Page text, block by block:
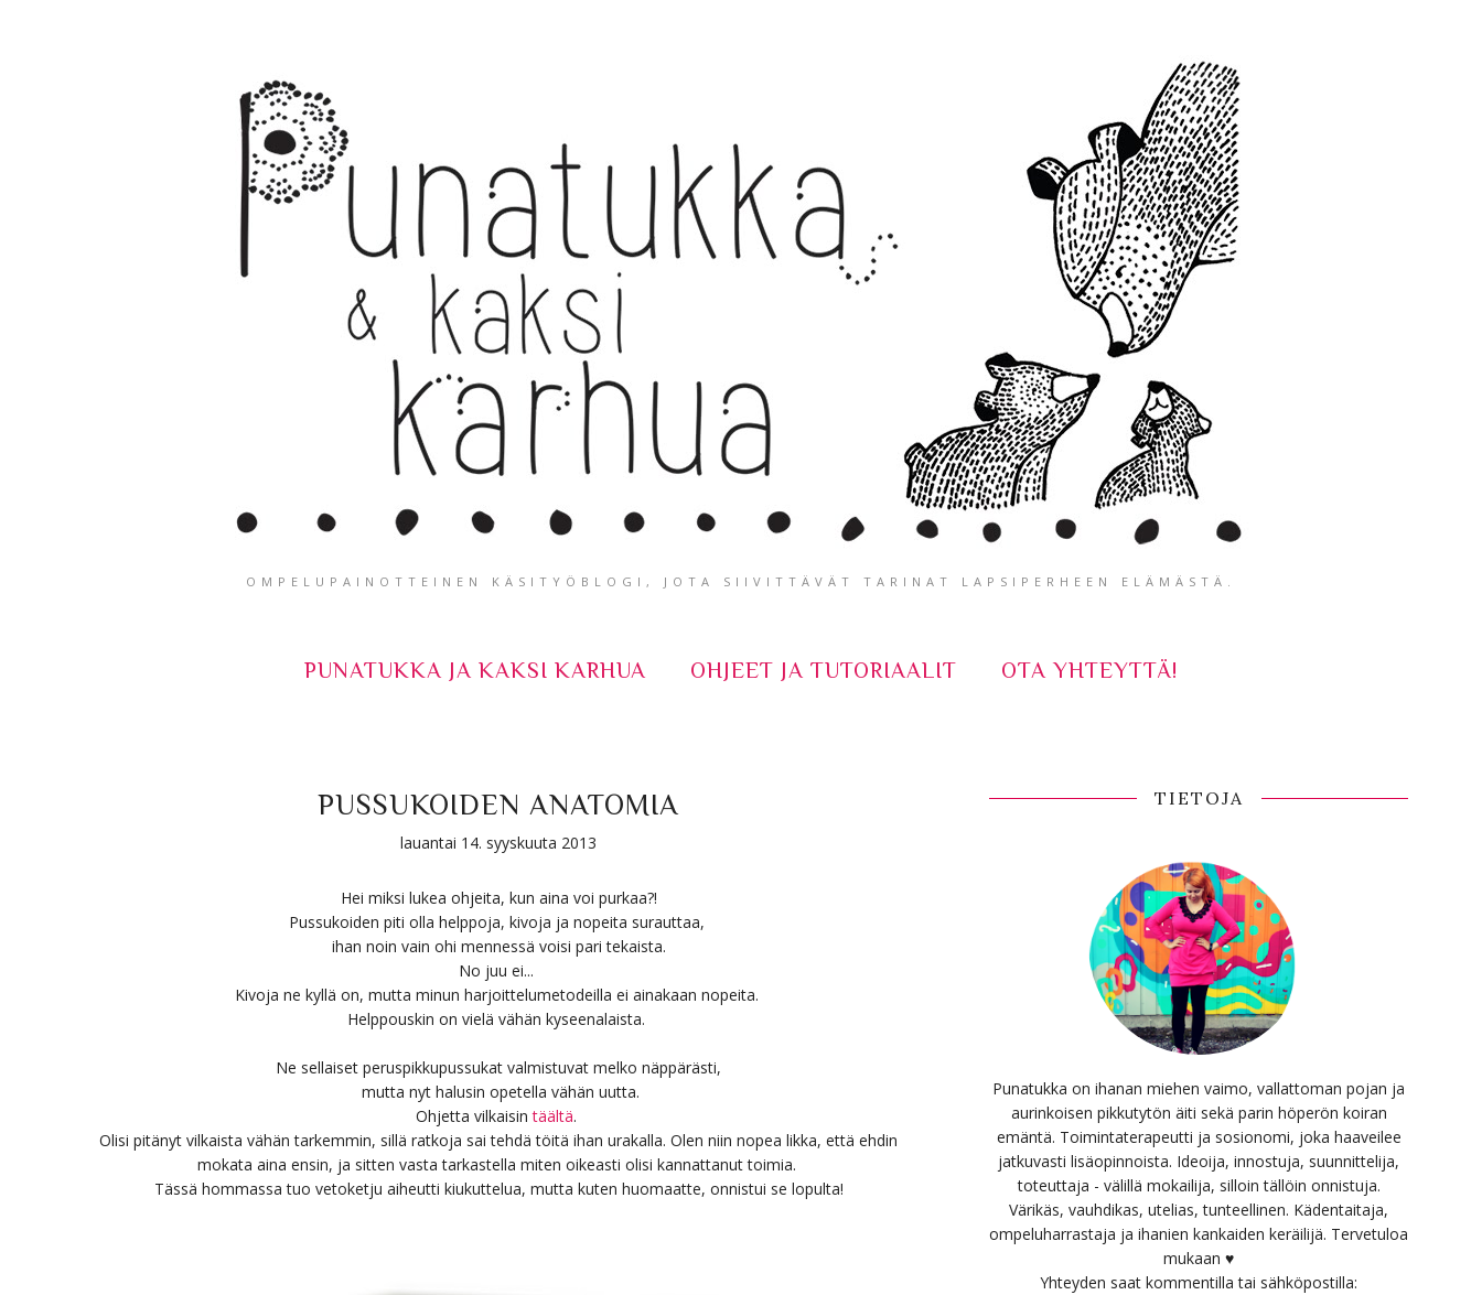
OMPELUPAINOTTEINEN KÄSITYÖBLOGI, JOTA SIIVITTÄVÄT TARINAT LAPSIPERHEEN ELÄMÄSTÄ.
PUNATUKKA JA KAKSI KARHUA OHJEET JA TUTORIAALIT OTA YHTEYTTÄ!
PUSSUKOIDEN ANATOMIA
lauantai 14. syyskuuta 2013
Hei miksi lukea ohjeita, kun aina voi purkaa?!
Pussukoiden piti olla helppoja, kivoja ja nopeita surauttaa,
ihan noin vain ohi mennessä voisi pari tekaista.
No juu ei...
Kivoja ne kyllä on, mutta minun harjoittelumetodeilla ei ainakaan nopeita.
Helppouskin on vielä vähän kyseenalaista.
Ne sellaiset peruspikkupussukat valmistuvat melko näppärästi,
mutta nyt halusin opetella vähän uutta.
Ohjetta vilkaisintäältä.
Olisi pitänyt vilkaista vähän tarkemmin, sillä ratkoja sai tehdä töitä ihan urakalla. Olen niin nopea likka, että ehdin
mokata aina ensin, ja sitten vasta tarkastella miten oikeasti olisi kannattanut toimia.
Tässä hommassa tuo vetoketju aiheutti kiukuttelua, mutta kuten huomaatte, onnistui se lopulta!
TIETOJA
Punatukka on ihanan miehen vaimo, vallattoman pojan ja
aurinkoisen pikkutytön äiti sekä parin höperön koiran
emäntä. Toimintaterapeutti ja sosionomi, joka haaveilee
jatkuvasti lisäopinnoista. Ideoija, innostuja, suunnittelija,
toteuttaja - välillä mokailija, silloin tällöin onnistuja.
Värikäs, vauhdikas, utelias, tunteellinen. Kädentaitaja,
ompeluharrastaja ja ihanien kankaiden keräilijä. Tervetuloa
mukaan ♥
Yhteyden saat kommentilla tai sähköpostilla: